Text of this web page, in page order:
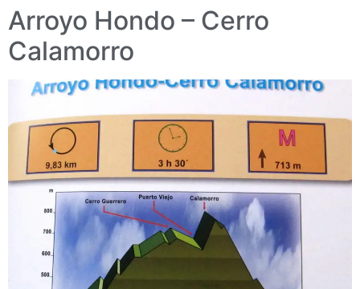
Arroyo Hondo – Cerro
Calamorro